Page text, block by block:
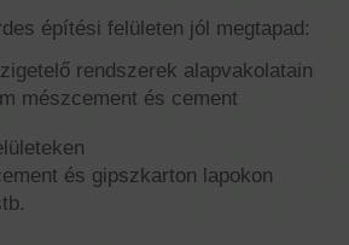
építési felületen jól megtapad:
rendszerek alapvakolatain
mészcement és cement
és gipszkarton lapokon